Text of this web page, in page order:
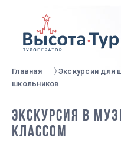
Главная Экскурсии для
школьников
ЭКСКУРСИЯ В
КЛАССОМ